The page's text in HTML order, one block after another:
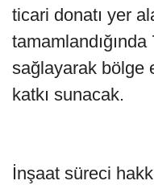
ticari donatı yer
sağlayarak bölge
katkı sunacak.
İnşaat süreci